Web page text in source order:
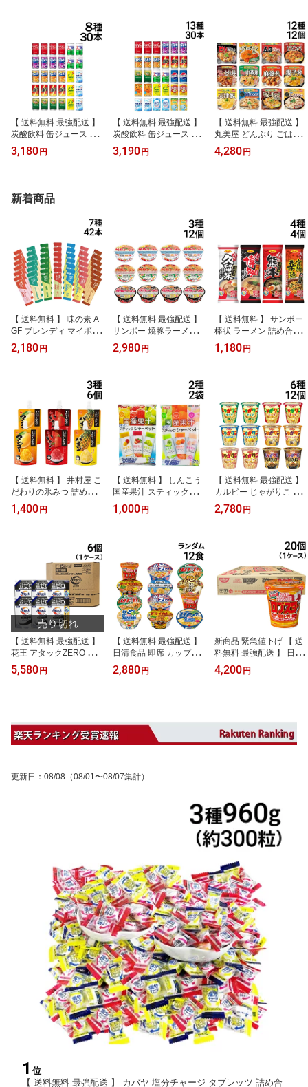
【 送料無料 最強配送 】
炭酸飲料 缶ジュース ミ
ニ缶 160ml 8種 C 計30本
詰め合わせ 飲み比べ ア
3,180円
【 送料無料 最強配送 】
炭酸飲料 缶ジュース ミ
ニ缶 160ml 13種 A 計30
本 詰め合わせ アソート
3,190円
【 送料無料 最強配送 】
丸美屋 どんぶり ごはん
付き 食べ比べ 12種類 詰
め合わせ アソート セッ
4,280円
新着商品
【 送料無料 】 味の素 A
GF ブレンディ マイボト
ルスティック 飲み比べ
詰め合わせ アソート セ
2,180円
【 送料無料 最強配送 】
サンポー 焼豚ラーメン
詰め合わせ アソート セ
ット 3種 各4個 計12個 ま
2,980円
【 送料無料 】 サンポー
棒状 ラーメン 詰め合わ
せ アソート セット 4種
各1個 計4個 まとめ買い
1,180円
【 送料無料 】 井村屋 こ
だわりの氷みつ 詰め合わ
せアソート セット 3種 各
2個 合計6個 まとめ買い (
1,400円
【 送料無料 】 しんこう
国産果汁 スティックシャ
ーべット アソート セッ
ト 2種 各1個 計2個 ( 9本
マス力ット ）（ メロン
みかん 白桃 ）
1,000円
【 送料無料 最強配送 】
カルビー じゃがりこ 6種
× 2個 計12個 食べ比べ 詰
め合わせ アソート セッ
しょうゆ たらこバター
2,780円
【 送料無料 最強配送 】
花王 アタックZERO ドラ
ム式専用 つめかえ用 洗
たく用濃縮洗剤 1140g ×
5,580円
【 送料無料 最強配送 】
日清食品 即席 カップ麺
ランダム 12食 詰め合わ
せ アソート セット まと
2,880円
新商品 緊急値下げ 【 送
料無料 最強配送 】 日清
食品 カップヌードル ロ
ブスター 完熟トマト 80g
4,200円
更新日 ： 08/08 （08/01〜08/07集計）
1 位
【 送料無料 最強配送 】 カバヤ 塩分チャージ タブレッツ 詰め合